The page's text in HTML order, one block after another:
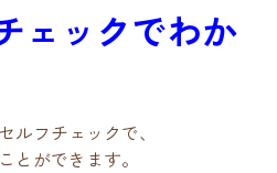
ェックでわか
ルフチェックで、
とができます。